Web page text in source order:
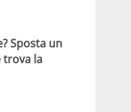
Sposta un
trova la